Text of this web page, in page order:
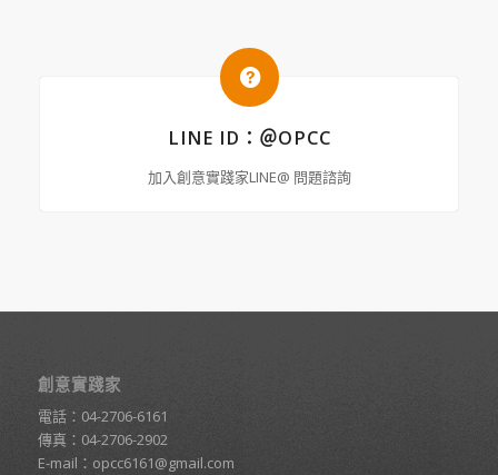
LINE ID：＠OPCC
加入創意實踐家LINE@ 問題諮詢
創意實踐家
電話： 04-2706-6161
傳真：04-2706-2902
E-mail： opcc6161@gmail.com